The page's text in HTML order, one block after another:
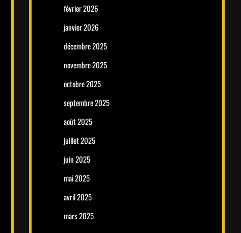
février 2026
janvier 2026
décembre 2025
novembre 2025
octobre 2025
septembre 2025
août 2025
juillet 2025
juin 2025
mai 2025
avril 2025
mars 2025